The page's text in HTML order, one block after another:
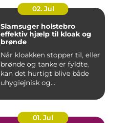
02. Jul
Slamsuger holstebro
effektiv hjælp til kloak og
brønde
Når kloakken stopper til, eller
brønde og tanke er fyldte,
kan det hurtigt blive både
uhygiejnisk og...
01. Jul